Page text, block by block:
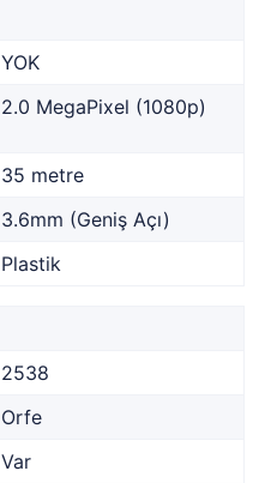
YOK
2.0 MegaPixel (1080p)
35 metre
3.6mm (Geniş Açı)
Plastik
2538
Orfe
Var